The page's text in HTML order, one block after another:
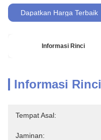
Dapatkan Harga Terbaik
Informasi Rinci
Informasi Rinci
Tempat Asal:
Jaminan: